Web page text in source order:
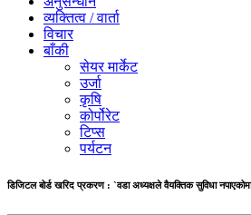
व्यक्तित्व / वार्ता
विचार
बाँकी
सेयर मार्केट
उर्जा
कृषि
कोर्पोरेट
टिप्स
पर्यटन
डिजिटल बोर्ड खरिद प्रकरण : `वडा अध्यक्षले वैयक्तिक सुविधा